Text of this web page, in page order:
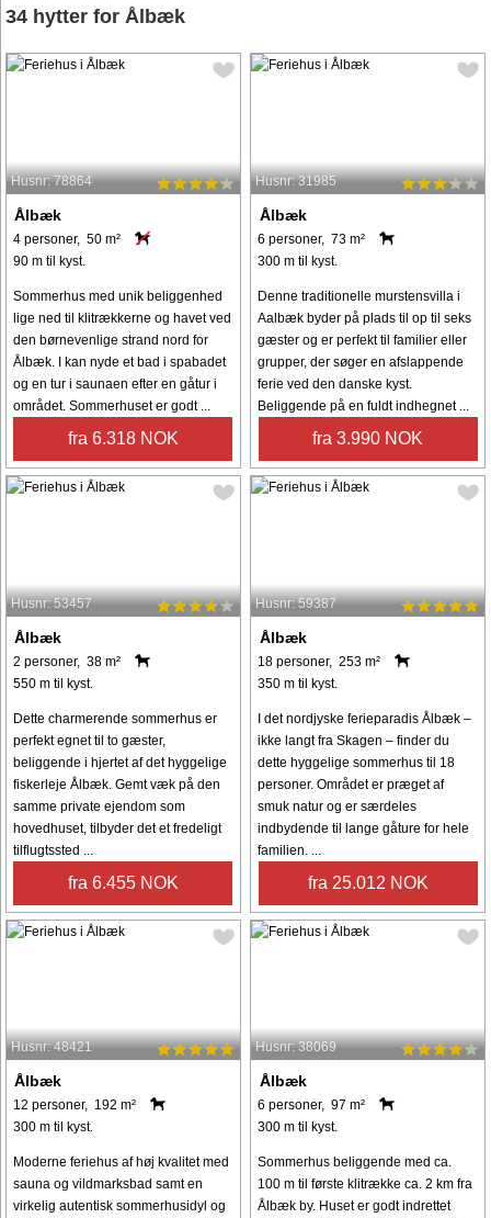
34 hytter for Ålbæk
Husnr: 78864
Ålbæk
4 personer, 50 m²
90 m til kyst.
Sommerhus med unik beliggenhed
lige ned til klitrækkerne og havet ved
den børnevenlige strand nord for
Ålbæk. I kan nyde et bad i spabadet
og en tur i saunaen efter en gåtur i
området. Sommerhuset er godt ...
fra 6.318 NOK
Husnr: 31985
Ålbæk
6 personer, 73 m²
300 m til kyst.
Denne traditionelle murstensvilla i
Aalbæk byder på plads til op til seks
gæster og er perfekt til familier eller
grupper, der søger en afslappende
ferie ved den danske kyst.
Beliggende på en fuldt indhegnet ...
fra 3.990 NOK
Husnr: 53457
Ålbæk
2 personer, 38 m²
550 m til kyst.
Dette charmerende sommerhus er
perfekt egnet til to gæster,
beliggende i hjertet af det hyggelige
fiskerleje Ålbæk. Gemt væk på den
samme private ejendom som
hovedhuset, tilbyder det et fredeligt
tilflugtssted ...
fra 6.455 NOK
Husnr: 59387
Ålbæk
18 personer, 253 m²
350 m til kyst.
I det nordjyske ferieparadis Ålbæk –
ikke langt fra Skagen – finder du
dette hyggelige sommerhus til 18
personer. Området er præget af
smuk natur og er særdeles
indbydende til lange gåture for hele
familien. ...
fra 25.012 NOK
Husnr: 48421
Ålbæk
12 personer, 192 m²
300 m til kyst.
Moderne feriehus af høj kvalitet med
sauna og vildmarksbad samt en
virkelig autentisk sommerhusidyl og
Husnr: 38069
Ålbæk
6 personer, 97 m²
300 m til kyst.
Sommerhus beliggende med ca.
100 m til første klitrække ca. 2 km fra
Ålbæk by. Huset er godt indrettet